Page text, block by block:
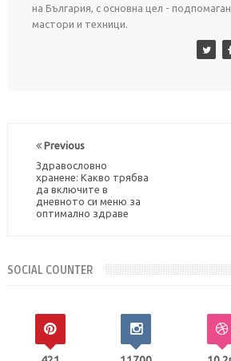
на България, с основна цел -
мастори и техници.
Previous
Здравословно
хранене: Какво трябва
да включите в
дневното си меню за
оптимално здраве
SOCIAL COUNTER